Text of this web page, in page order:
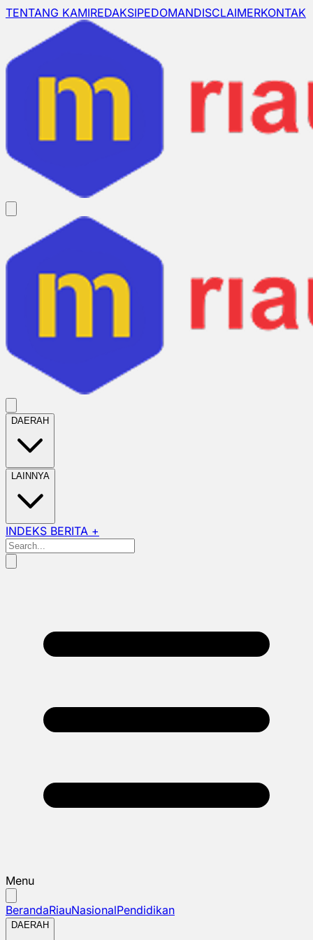
TENTANG KAMIREDAKSIPEDOMANDISCLAIMERKONTAK
DAERAH
LAINNYA
INDEKS BERITA +
Menu
BerandaRiauNasionalPendidikan
DAERAH